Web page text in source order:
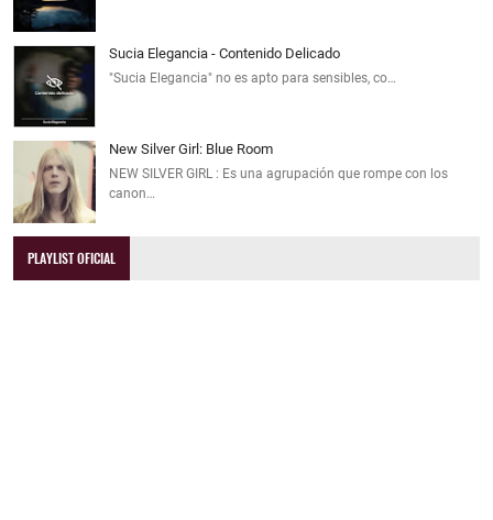
Sucia Elegancia - Contenido Delicado
"Sucia Elegancia" no es apto para sensibles, co…
New Silver Girl: Blue Room
NEW SILVER GIRL : Es una agrupación que rompe con los
canon…
PLAYLIST OFICIAL